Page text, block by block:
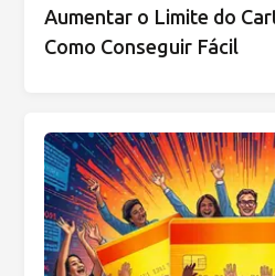
Aumentar o Limite do
Como Conseguir Fácil